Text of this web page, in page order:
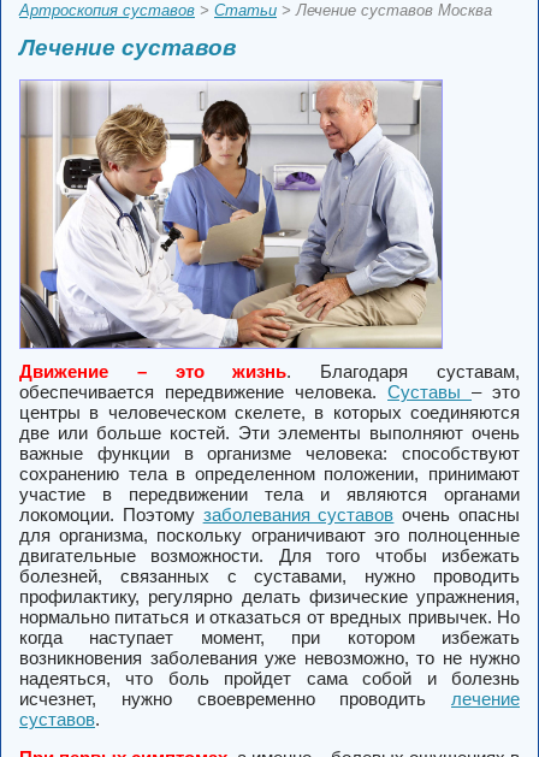
Артроскопия суставов > Статьи > Лечение суставов Москва
Лечение суставов
Движение – это жизнь. Благодаря суставам,
обеспечивается передвижение человека. Суставы – это
центры в человеческом скелете, в которых соединяются
две или больше костей. Эти элементы выполняют очень
важные функции в организме человека: способствуют
сохранению тела в определенном положении, принимают
участие в передвижении тела и являются органами
локомоции. Поэтому заболевания суставов очень опасны
для организма, поскольку ограничивают эго полноценные
двигательные возможности. Для того чтобы избежать
болезней, связанных с суставами, нужно проводить
профилактику, регулярно делать физические упражнения,
нормально питаться и отказаться от вредных привычек. Но
когда наступает момент, при котором избежать
возникновения заболевания уже невозможно, то не нужно
надеяться, что боль пройдет сама собой и болезнь
исчезнет, нужно своевременно проводить лечение
суставов.